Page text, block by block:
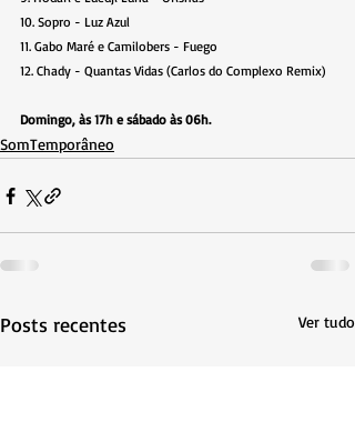
10. Sopro - Luz Azul
11. Gabo Maré e Camilobers - Fuego
12. Chady - Quantas Vidas (Carlos do Complexo Remix)
Domingo, às 17h e sábado às 06h.
SomTemporâneo
Posts recentes Ver tudo